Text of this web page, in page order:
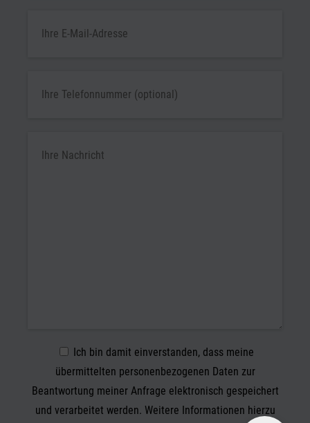
Ich bin damit einverstanden, dass meine
übermittelten personenbezogenen Daten zur
Beantwortung meiner Anfrage elektronisch gespeichert
und verarbeitet werden. Weitere Informationen hierzu